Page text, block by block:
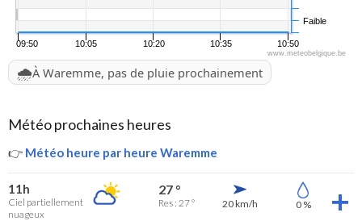
09:50 10:05 10:20 10:35 10:50
Faible
www.meteobelgique.be
🌧️À Waremme, pas de pluie prochainement
Météo prochaines heures
👉 Météo heure par heure Waremme
11h
Ciel partiellement
nuageux
27 °
Res : 27 ° 20 km/h 0 %